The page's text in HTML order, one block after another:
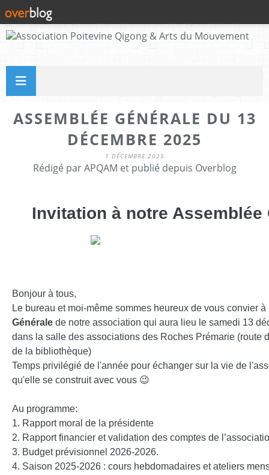
ASSEMBLÉE GÉNÉRALE DU 13
DÉCEMBRE 2025
1 DÉCEMBRE 2025
Rédigé par APQAM et publié depuis Overblog
Invitation à notre Assemblée
Bonjour à tous,
Le bureau et moi-même sommes heureux de vous convier à
Générale de notre association qui aura lieu le samedi 13
dans la salle des associations des Roches Prémarie (route
de la bibliothèque)
Temps privilégié de l'année pour échanger sur la vie de
qu'elle se construit avec vous 😉
Au programme:
1. Rapport moral de la présidente
2. Rapport financier et validation des comptes de
3. Budget prévisionnel 2026-2026.
4. Saison 2025-2026 : cours hebdomadaires et ateliers